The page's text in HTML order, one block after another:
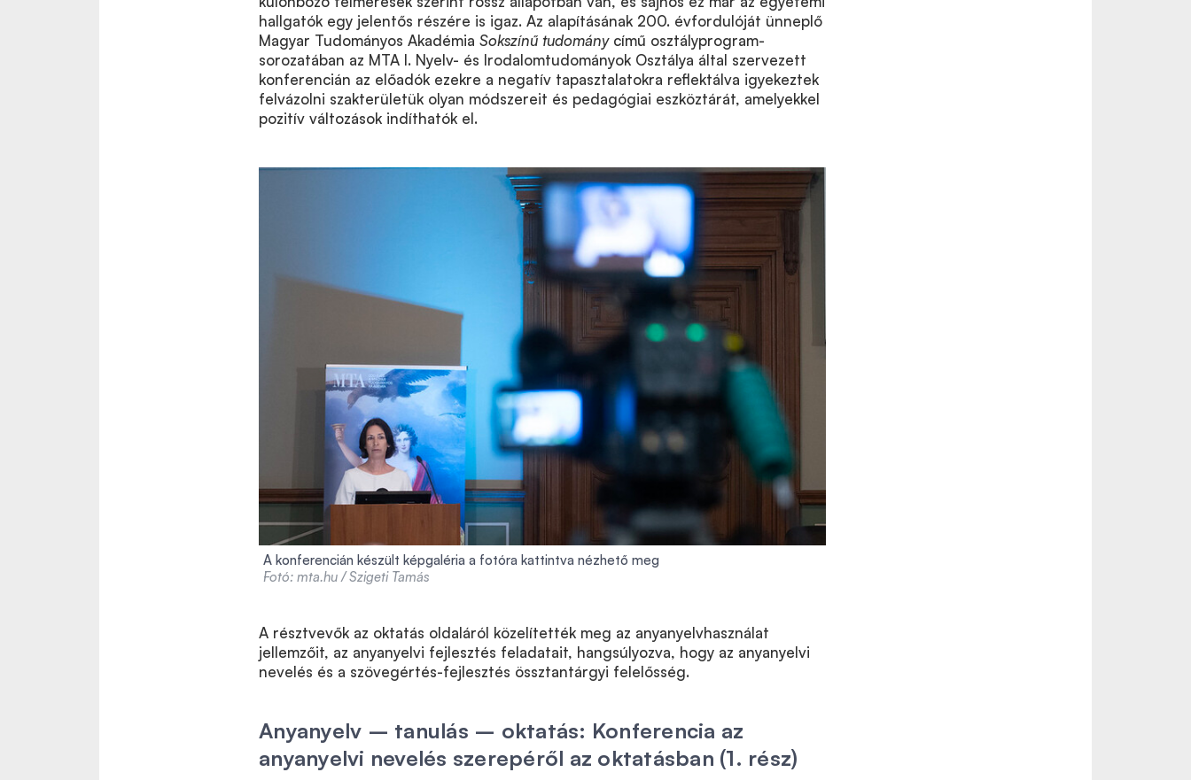
hallgatók egy jelentős részére is igaz. Az alapításának 200. évfordulóját ünneplő
Magyar Tudományos Akadémia Sokszínű tudomány című osztályprogram-
sorozatában az MTA I. Nyelv- és Irodalomtudományok Osztálya által szervezett
konferencián az előadók ezekre a negatív tapasztalatokra reflektálva igyekeztek
felvázolni szakterületük olyan módszereit és pedagógiai eszköztárát, amelyekkel
pozitív változások indíthatók el.
A konferencián készült képgaléria a fotóra kattintva nézhető meg
Fotó: mta.hu / Szigeti Tamás
A résztvevők az oktatás oldaláról közelítették meg az anyanyelvhasználat
jellemzőit, az anyanyelvi fejlesztés feladatait, hangsúlyozva, hogy az anyanyelvi
nevelés és a szövegértés-fejlesztés össztantárgyi felelősség.
Anyanyelv – tanulás – oktatás: Konferencia az
anyanyelvi nevelés szerepéről az oktatásban (1. rész)